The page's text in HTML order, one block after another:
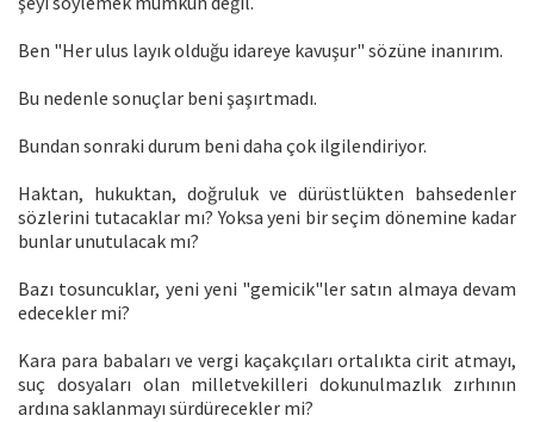
Ben "Her ulus layık olduğu idareye kavuşur" sözüne inanırım.
Bu nedenle sonuçlar beni şaşırtmadı.
Bundan sonraki durum beni daha çok ilgilendiriyor.
Haktan, hukuktan, doğruluk ve dürüstlükten bahsedenler
sözlerini tutacaklar mı? Yoksa yeni bir seçim dönemine kadar
bunlar unutulacak mı?
Bazı tosuncuklar, yeni yeni "gemicik"ler satın almaya devam
edecekler mi?
Kara para babaları ve vergi kaçakçıları ortalıkta cirit atmayı,
suç dosyaları olan milletvekilleri dokunulmazlık zırhının
ardına saklanmayı sürdürecekler mi?